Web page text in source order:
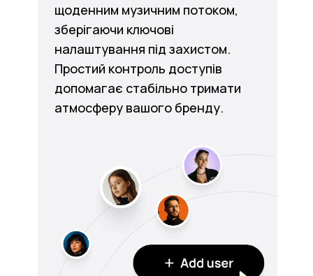
щоденним музичним потоком,
зберігаючи ключові
налаштування під захистом.
Простий контроль доступів
допомагає стабільно тримати
атмосферу вашого бренду.